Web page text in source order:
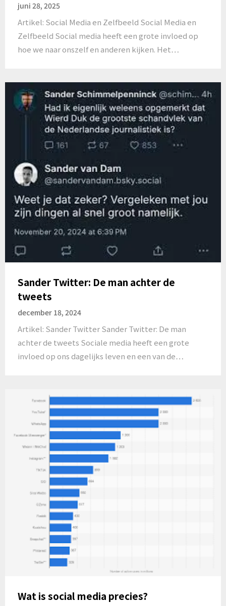
juni 28, 2025
Artikel: Social Media en Zelfbeeld Social Media en
Zelfbeeld Social media heeft een grote invloed op
hoe we naar onszelf en anderen kijken. Het…
Sander Twitter: De man achter de
tweets
december 18, 2024
Artikel: Sander Twitter Sander Twitter: De man
achter de tweets Sociale media heeft een grote
invloed op ons dagelijks leven en een van de…
Wat is social media precies?